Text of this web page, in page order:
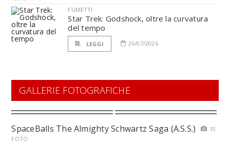
FUMETTI
Star Trek: Godshock, oltre la curvatura
del tempo
LEGGI 26/07/2026
GALLERIE FOTOGRAFICHE
SpaceBalls The Almighty Schwartz Saga (A.S.S.)
10
FOTO